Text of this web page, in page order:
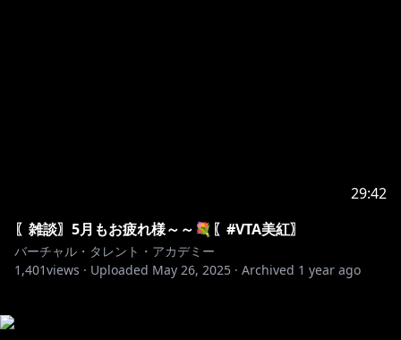
29:42
〖雑談〗5月もお疲れ様～～💐〖#VTA美紅〗
バーチャル・タレント・アカデミー
1,401views · Uploaded May 26, 2025 · Archived 1 year ago